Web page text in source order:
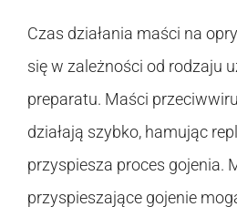
Czas działania maści na
się w zależności od rodzaju
preparatu. Maści
działają szybko, hamując
przyspiesza proces gojenia.
przyspieszające gojenie